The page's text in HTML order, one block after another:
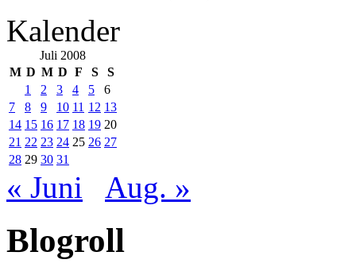
Kalender
Juli 2008
M D M D F S
S
1
2 3 4 5
6
7
8 9 10 11 12 13
14 15 16 17 18 19 20
21 22 23 24 25 26 27
28 29 30 31
« Juni Aug. »
Blogroll